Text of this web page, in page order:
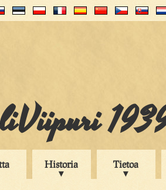
Historia Tietoa